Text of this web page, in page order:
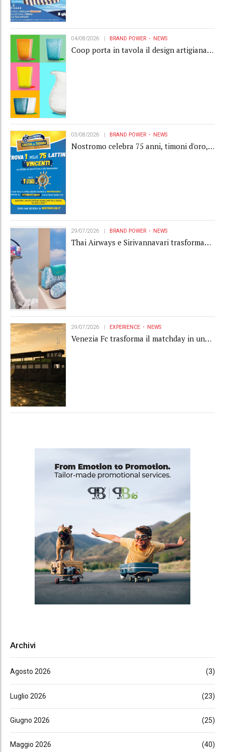
04/08/2026 BRAND POWER NEWS
Coop porta in tavola il design artigianale
03/08/2026 BRAND POWER NEWS
Nostromo celebra 75 anni, timoni d'oro,
29/07/2026 BRAND POWER NEWS
Thai Airways e Sirivannavari trasformano
29/07/2026 EXPERIENCE NEWS
Venezia Fc trasforma il matchday in una
Archivi
Agosto 2026 (3)
Luglio 2026 (23)
Giugno 2026 (25)
Maggio 2026 (40)